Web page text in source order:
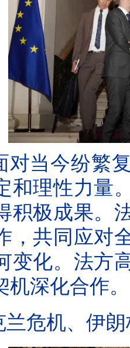
对当今纷繁
和理性力量
积极成果。
，共同应对
变化。法方
深化合作。
兰危机、伊